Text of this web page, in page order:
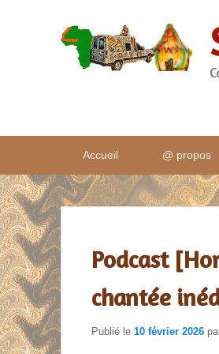
Accueil @ propos
Podcast
chantée
Publié le 10 février 2026